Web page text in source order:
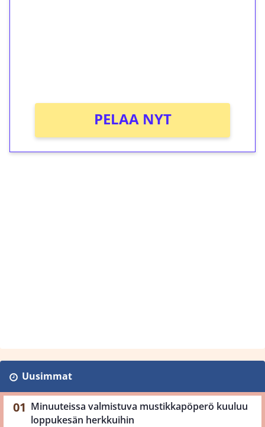
PELAA NYT
Uusimmat
Minuuteissa valmistuva mustikkapöperö kuuluu
loppukesän herkkuihin